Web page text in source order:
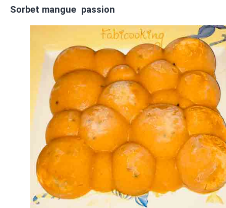
Sorbet mangue passion